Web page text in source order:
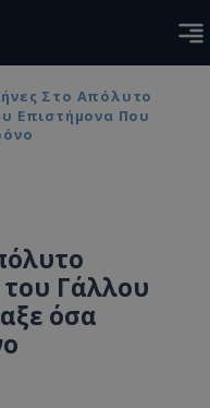
Στο Απόλυτο
Επιστήμονα Που
Γάλλου
όσα